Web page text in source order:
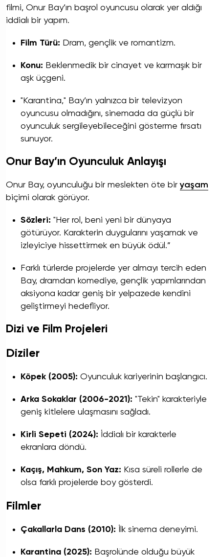
filmi, Onur Bay’ın başrol oyuncusu olarak yer aldığı
iddialı bir yapım.
Film Türü: Dram, gençlik ve romantizm.
Konu: Beklenmedik bir cinayet ve karmaşık bir
aşk üçgeni.
"Karantina," Bay’ın yalnızca bir televizyon
oyuncusu olmadığını, sinemada da güçlü bir
oyunculuk sergileyebileceğini gösterme fırsatı
sunuyor.
Onur Bay’ın Oyunculuk Anlayışı
Onur Bay, oyunculuğu bir meslekten öte biryaşam
biçimi olarak görüyor.
Sözleri: "Her rol, beni yeni bir dünyaya
götürüyor. Karakterin duygularını yaşamak ve
izleyiciye hissettirmek en büyük ödül.”
Farklı türlerde projelerde yer almayı tercih eden
Bay, dramdan komediye, gençlik yapımlarından
aksiyona kadar geniş bir yelpazede kendini
geliştirmeyi hedefliyor.
Dizi ve Film Projeleri
Diziler
Köpek (2005): Oyunculuk kariyerinin başlangıcı.
Arka Sokaklar (2006-2021): "Tekin" karakteriyle
geniş kitlelere ulaşmasını sağladı.
Kirli Sepeti (2024): İddialı bir karakterle
ekranlara döndü.
Kaçış, Mahkum, Son Yaz: Kısa süreli rollerle de
olsa farklı projelerde boy gösterdi.
Filmler
Çakallarla Dans (2010): İlk sinema deneyimi.
Karantina (2025): Başrolünde olduğu büyük